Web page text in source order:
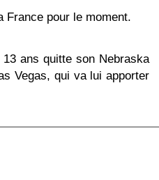
France pour le moment.
ans quitte son Nebraska
Vegas, qui va lui apporter